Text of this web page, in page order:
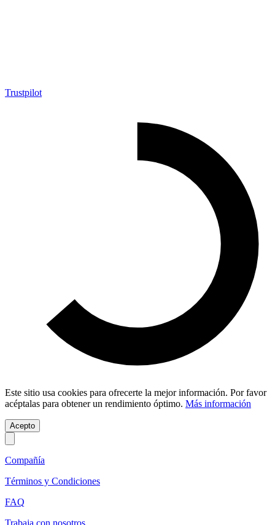
Trustpilot
Este sitio usa cookies para ofrecerte la mejor información. Por favor
acéptalas para obtener un rendimiento óptimo. Más información
Acepto
Compañía
Términos y Condiciones
FAQ
Trabaja con nosotros